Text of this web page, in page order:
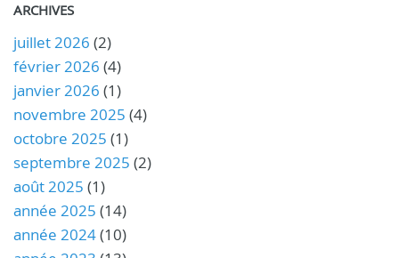
ARCHIVES
juillet 2026 (2)
février 2026 (4)
janvier 2026 (1)
novembre 2025 (4)
octobre 2025 (1)
septembre 2025 (2)
août 2025 (1)
année 2025 (14)
année 2024(10)